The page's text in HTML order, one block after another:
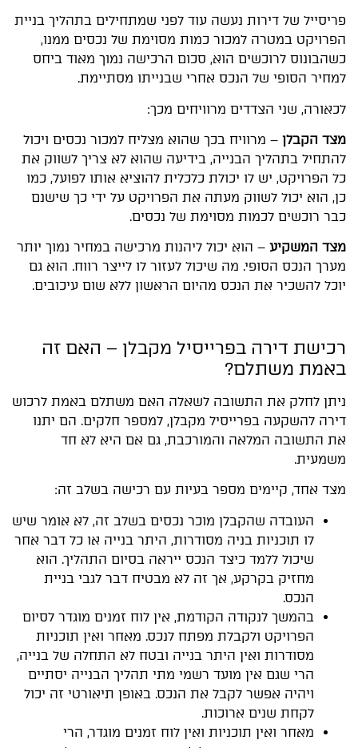
פריסייל של דירות נעשה עוד לפני שמתחילים בתהליך בניית
הפרויקט במטרה למכור כמות מסוימת של נכסים ממנו,
כשהבונוס לרוכשים הוא, סכום הרכישה נמוך מאוד ביחס
למחיר הסופי של הנכס אחרי שבנייתו מסתיימת.
לכאורה, שני הצדדים מרוויחים מכך:
מצד הקבלן – מרוויח בכך שהוא מצליח למכור נכסים ויכול
להתחיל בתהליך הבנייה, בידיעה שהוא לא צריך לשווק את
כל הפרויקט, יש לו יכולת כלכלית להוציא אותו לפועל, כמו
כן, הוא יכול לשווק מעתה את הפרויקט על ידי כך שישנם
כבר רוכשים לכמות מסוימת של נכסים.
מצד המשקיע – הוא יכול ליהנות מרכישה במחיר נמוך יותר
מערך הנכס הסופי. מה שיכול לעזור לו לייצר רווח. הוא גם
יוכל להשכיר את הנכס מהיום הראשון ללא שום עיכובים.
רכישת דירה בפרייסיל מקבלן – האם זה
באמת משתלם?
ניתן לחלק את התשובה לשאלה האם משתלם באמת לרכוש
דירה להשקעה בפרייסיל מקבלן, למספר חלקים. הם יתנו
את התשובה המלאה והמורכבת, גם אם היא לא חד
משמעית.
מצד אחד, קיימים מספר בעיות עם רכישה בשלב זה:
העובדה שהקבלן מוכר נכסים בשלב זה, לא אומר שיש
לו תוכניות בניה מסודרות, היתר בנייה או כל דבר אחר
שיכול ללמד כיצד הנכס ייראה בסיום התהליך. הוא
מחזיק בקרקע, אך זה לא מבטיח דבר לגבי בניית
הנכס.
בהמשך לנקודה הקודמת, אין לוח זמנים מוגדר לסיום
הפרויקט ולקבלת מפתח לנכס. מאחר ואין תוכניות
מסודרות ואין היתר בנייה ובטח לא התחלה של בנייה,
הרי שגם אין מועד רשמי מתי תהליך הבנייה יסתיים
ויהיה אפשר לקבל את הנכס. באופן תיאורטי זה יכול
לקחת שנים ארוכות.
מאחר ואין תוכניות ואין לוח זמנים מוגדר, הרי